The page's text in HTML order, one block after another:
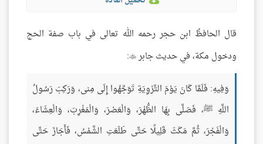
قال الحافظُ ابن حجر رحمه الله تعالى في باب صفة الحج
ودخول مكة، في حديث جابر
:
وَفِيهِ: فَلَمَّا كَانَ يَوْمَ التَّرْوِيَةِ تَوَجَّهُوا إِلَى مِنى، وَرَكِبَ رَسُولُ
اللَّهِ ﷺ، فَصَلَّى بِهَا الظُّهْرَ، وَالْعَصْرَ، وَالْمَغْرِبَ، وَالْعِشَاءَ،
وَالْفَجْرَ، ثُمَّ مَكَثَ قَلِيلًا حَتَّى طَلَعَتِ الشَّمْسُ، فَأَجَازَ حَتَّى